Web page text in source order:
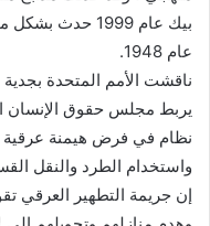
بيك عام 1999
عام 1948.
يربط مجلس حقوق الإنسان
نظام في فرض هيمنة عرقية
واستخدام الطرد والنقل
إن جريمة التطهير العرقي